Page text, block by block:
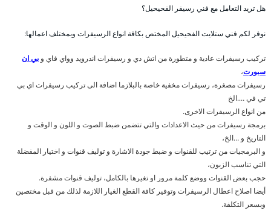
هل تريد التعامل مع فني رسيفر الفحيحيل؟
نوفر لكم فني ستلايت الفحيحيل المختص بكافة انواع الرسيفرات وبمختلف اعمالها:
تركيب رسيفرات عادية و متطورة من اتش دي و رسيفرات اندرويد وواي فاي و بي ان
سبورت،
رسيفرات مصغرة، رسيفرات مخفية خاصة بالبلازما اضافة الى تركيب رسيفرات اي بي
تي في ….الخ
من انواع الرسيفرات الاخرى.
برمجة رسيفرات من حيث الاعدادات والتي تتضمن ضبط الصوت و اللون و الوقت و
التاريخ و …الخ،
و البرمجيات من ترتيب للقنوات و ضبط جودة الاشارة و توليف قنوات و اختيار المفضلة
التي تناسب الزبون،
حجب بعض القنوات ووضع كلمة مرور او تغيرها بالكامل، توليف قنوات مشفرة.
أيضا اصلاح اعطال الرسيفرات وتوفير كافة القطع الغيار اللازمة لذلك من قبل مختصين
وبسعر التكلفة.